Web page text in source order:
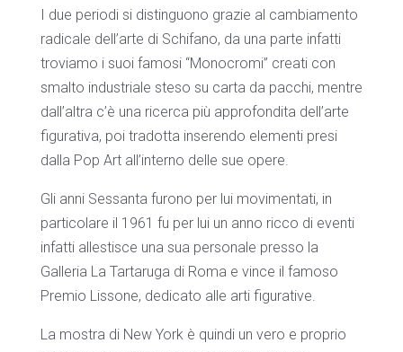
I due periodi si distinguono grazie al cambiamento
radicale dell’arte di Schifano, da una parte infatti
troviamo i suoi famosi “Monocromi” creati con
smalto industriale steso su carta da pacchi, mentre
dall’altra c’è una ricerca più approfondita dell’arte
figurativa, poi tradotta inserendo elementi presi
dalla Pop Art all’interno delle sue opere.
Gli anni Sessanta furono per lui movimentati, in
particolare il 1961 fu per lui un anno ricco di eventi
infatti allestisce una sua personale presso la
Galleria La Tartaruga di Roma e vince il famoso
Premio Lissone, dedicato alle arti figurative.
La mostra di New York è quindi un vero e proprio